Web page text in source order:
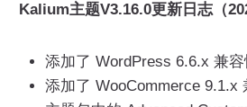
Kalium主题V3.16.0更新日志（
添加了 WordPress 6.6.x 兼容
添加了 WooCommerce 9.1.x